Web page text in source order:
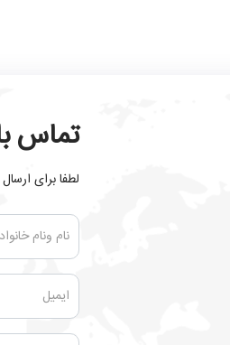
تماس
لطفا برای